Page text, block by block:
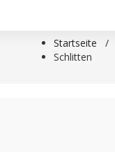
Startseite /
Schlitten